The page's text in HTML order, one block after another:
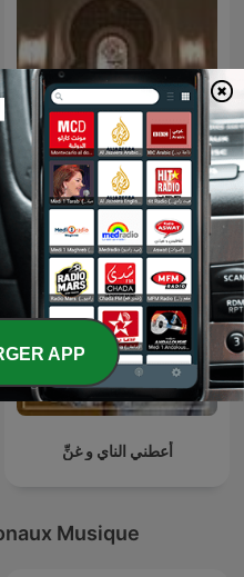
القارئ خالد الجليل
أعطني الناي و غنِّ
Musique
APP